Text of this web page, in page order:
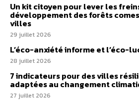
Un kit citoyen pour lever les
développement des forêts
villes
29 juillet 2026
L’éco-anxiété informe et l’éco-
28 juillet 2026
7 indicateurs pour des villes
adaptées au changement
27 juillet 2026